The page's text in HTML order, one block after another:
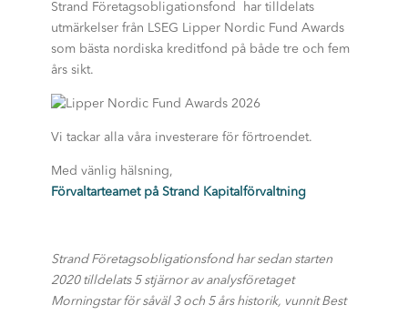
Strand Företagsobligationsfond har tilldelats
utmärkelser från LSEG Lipper Nordic Fund Awards
som bästa nordiska kreditfond på både tre och fem
års sikt.
Vi tackar alla våra investerare för förtroendet.
Med vänlig hälsning,
Förvaltarteamet på Strand Kapitalförvaltning
Strand Företagsobligationsfond har sedan starten
2020 tilldelats 5 stjärnor av analysföretaget
Morningstar för såväl 3 och 5 års historik, vunnit Best